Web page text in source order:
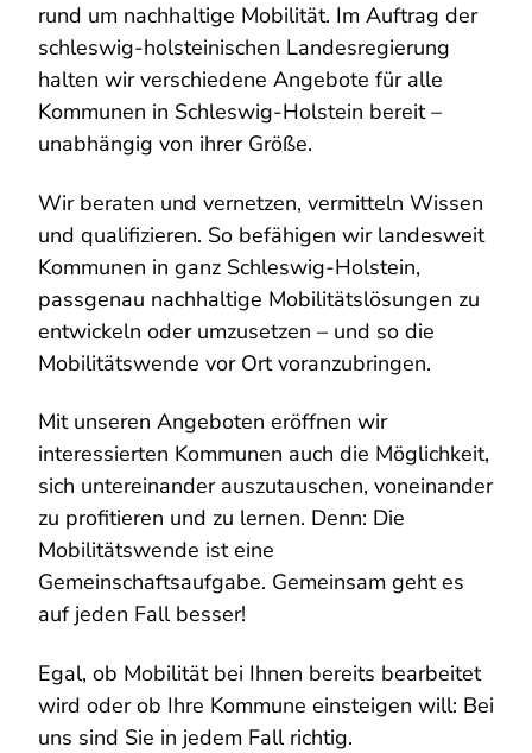
rund um nachhaltige Mobilität. Im Auftrag der
schleswig-holsteinischen Landesregierung
halten wir verschiedene Angebote für alle
Kommunen in Schleswig-Holstein bereit –
unabhängig von ihrer Größe.
Wir beraten und vernetzen, vermitteln Wissen
und qualifizieren. So befähigen wir landesweit
Kommunen in ganz Schleswig-Holstein,
passgenau nachhaltige Mobilitätslösungen zu
entwickeln oder umzusetzen – und so die
Mobilitätswende vor Ort voranzubringen.
Mit unseren Angeboten eröffnen wir
interessierten Kommunen auch die Möglichkeit,
sich untereinander auszutauschen, voneinander
zu profitieren und zu lernen. Denn: Die
Mobilitätswende ist eine
Gemeinschaftsaufgabe. Gemeinsam geht es
auf jeden Fall besser!
Egal, ob Mobilität bei Ihnen bereits bearbeitet
wird oder ob Ihre Kommune einsteigen will: Bei
uns sind Sie in jedem Fall richtig.